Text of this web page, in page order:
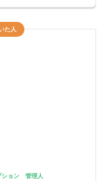
た人
ション 管理人